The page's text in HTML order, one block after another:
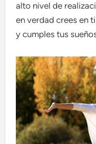
alto nivel de
en verdad crees en
y cumples tus